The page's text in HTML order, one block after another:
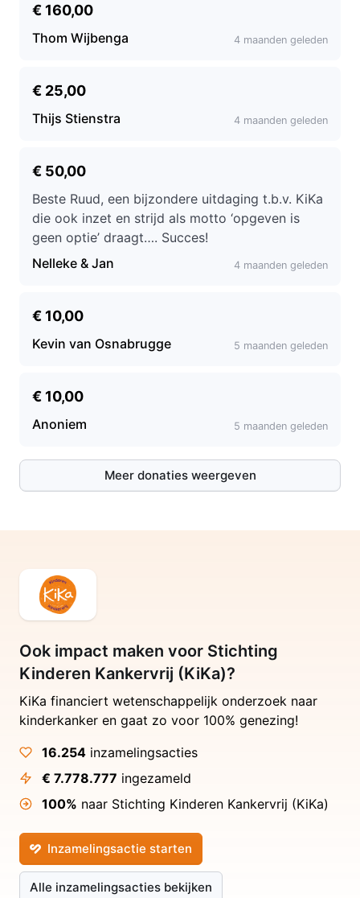
€ 160,00
Thom Wijbenga 4 maanden geleden
€ 25,00
Thijs Stienstra 4 maanden geleden
€ 50,00
Beste Ruud, een bijzondere uitdaging t.b.v. KiKa
die ook inzet en strijd als motto ‘opgeven is
geen optie’ draagt…. Succes!
Nelleke & Jan
4 maanden geleden
€ 10,00
Kevin van Osnabrugge 5 maanden geleden
€ 10,00
Anoniem 5 maanden geleden
Meer donaties weergeven
Ook impact maken voor Stichting
Kinderen Kankervrij (KiKa)?
KiKa financiert wetenschappelijk onderzoek naar
kinderkanker en gaat zo voor 100% genezing!
16.254 inzamelingsacties
€ 7.778.777 ingezameld
100% naar Stichting Kinderen Kankervrij (KiKa)
Inzamelingsactie starten
Alle inzamelingsacties bekijken